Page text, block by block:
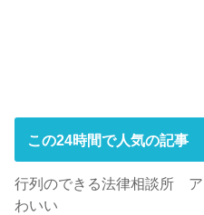
この24時間で人気の記事
行列のできる法律相談所
わいい